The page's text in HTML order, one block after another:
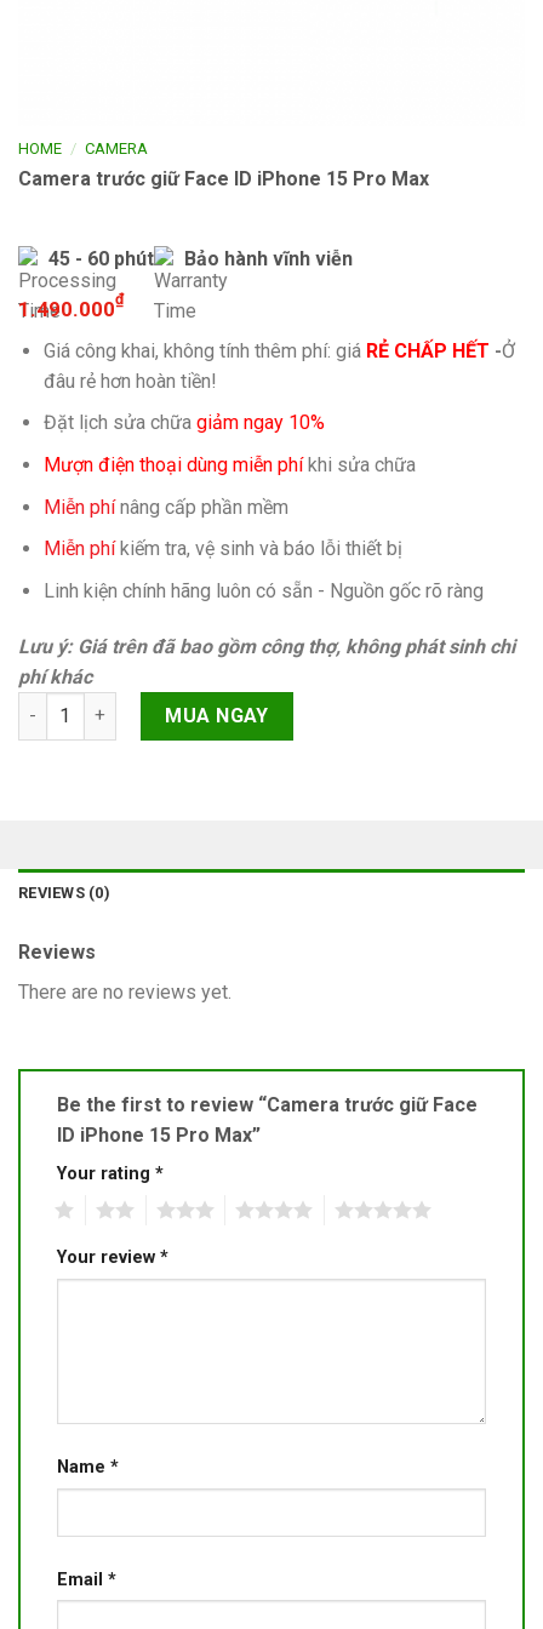
HOME / CAMERA
Camera trước giữ Face ID iPhone 15 Pro Max
45 - 60 phút Bảo hành vĩnh viễn
1.490.000₫
Giá công khai, không tính thêm phí: giá RẺ CHẤP HẾT -Ở
đâu rẻ hơn hoàn tiền!
Đặt lịch sửa chữa giảm ngay 10%
Mượn điện thoại dùng miễn phíkhi sửa chữa
Miễn phínâng cấp phần mềm
Miễn phíkiếm tra, vệ sinh và báo lỗi thiết bị
Linh kiện chính hãng luôn có sẵn - Nguồn gốc rõ ràng
Lưu ý: Giá trên đã bao gồm công thợ, không phát sinh chi
phí khác
Camera trước giữ Face ID iPhone 15 Pro Max quantity
MUA NGAY
REVIEWS (0)
Reviews
There are no reviews yet.
Be the first to review “Camera trước giữ Face
ID iPhone 15 Pro Max”
Your rating *
Your review *
Name *
Email *